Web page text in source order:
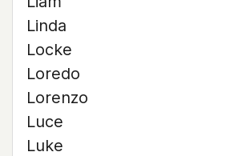
Linda
Locke
Loredo
Lorenzo
Luce
Luke